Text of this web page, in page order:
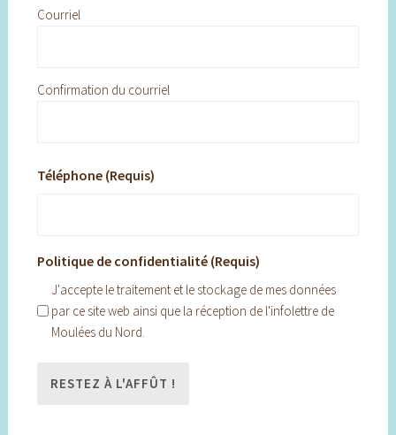
Courriel
Confirmation du courriel
Téléphone (Requis)
Politique de confidentialité (Requis)
J'accepte le traitement et le stockage de mes données
par ce site web ainsi que la réception de l'infolettre de
Moulées du Nord.